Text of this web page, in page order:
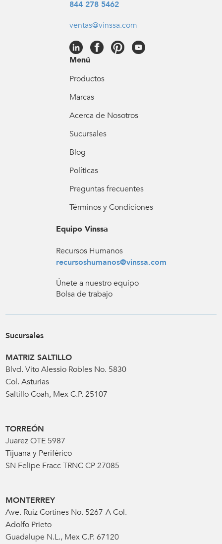
844 278 5462
ventas@vinssa.com
Menú
Productos
Marcas
Acerca de Nosotros
Sucursales
Blog
Políticas
Preguntas frecuentes
Términos y Condiciones
Equipo Vinssa
Recursos Humanos
recursoshumanos@vinssa.com
Únete a nuestro equipo
Bolsa de trabajo
Sucursales
MATRIZ SALTILLO
Blvd. Vito Alessio Robles No. 5830
Col. Asturias
Saltillo Coah, Mex C.P. 25107
TORREÓN
Juarez OTE 5987
Tijuana y Periférico
SN Felipe Fracc TRNC CP 27085
MONTERREY
Ave. Ruiz Cortines No. 5267-A Col.
Adolfo Prieto
Guadalupe N.L., Mex C.P. 67120